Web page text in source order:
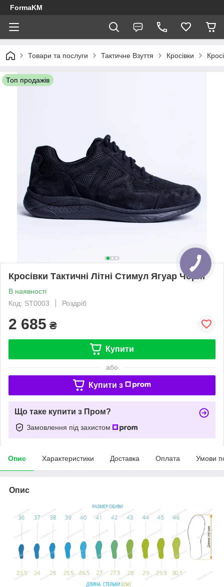
FormaKM
Товари та послуги Тактичне Взуття Кросівки
Топ продажів
Кросівки Тактичні Літні Стимул Ягуар Чорні
В наявності
Код: ST0003
Роздріб
2 685 ₴
Купити
або
Купити з
Що таке купити з Пром?
Замовлення під захистом
Опис Характеристики Доставка Оплата Умови
Опис